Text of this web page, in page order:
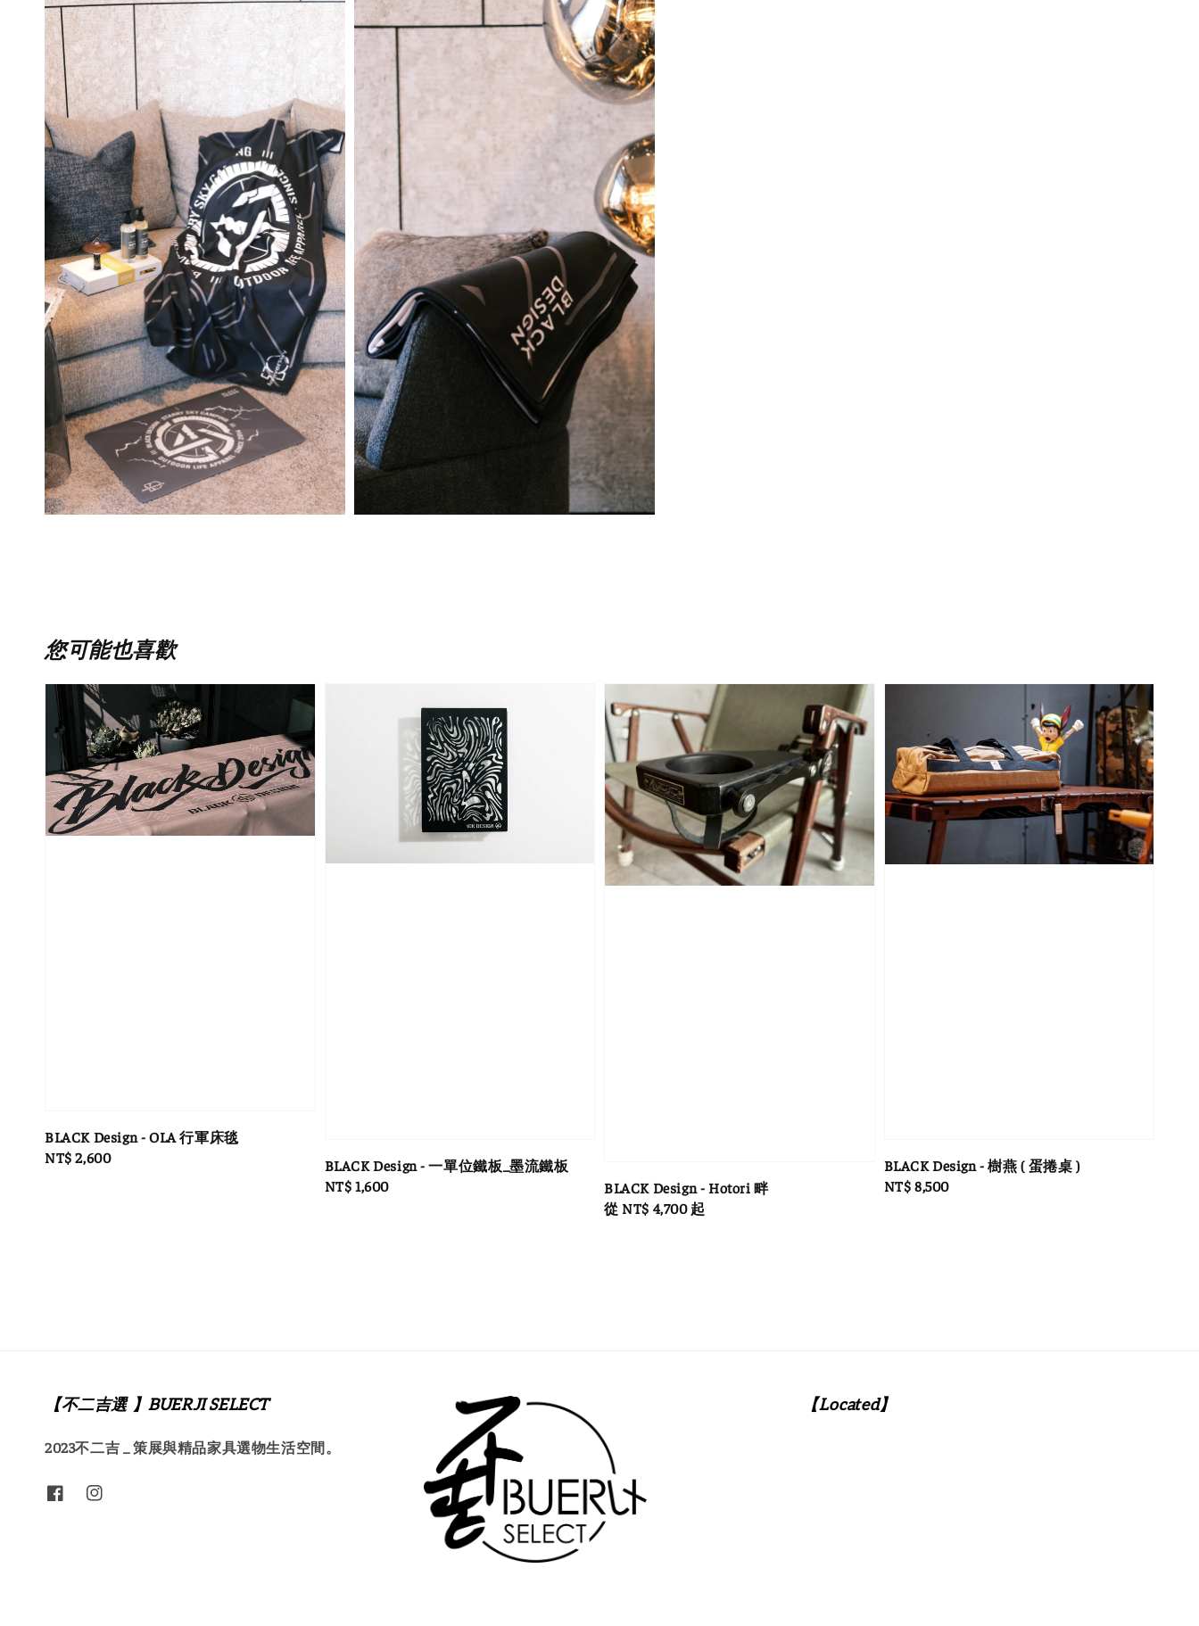
您可能也喜歡
BLACK Design - OLA 行軍床毯
Regular
NT$ 2,600
BLACK Design - 一單位鐵板_墨流鐵板
Regular
NT$ 1,600
BLACK Design - Hotori 畔
Regular
從 NT$ 4,700起
BLACK Design - 樹燕 ( 蛋捲桌 )
Regular
NT$ 8,500
【不二吉選 】BUERJI SELECT
2023不二吉 _ 策展與精品家具選物生活空間。
【Located】